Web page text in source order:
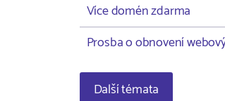
Více domén zdarma
Prosba o obnovení
Další témata